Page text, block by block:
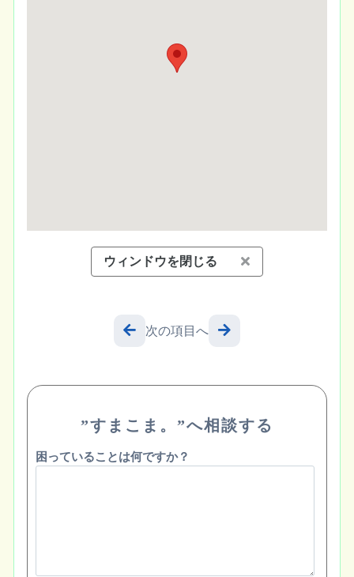
ウィンドウを閉じる
次の項目へ
”すまこま。”へ相談する
困っていることは何ですか？